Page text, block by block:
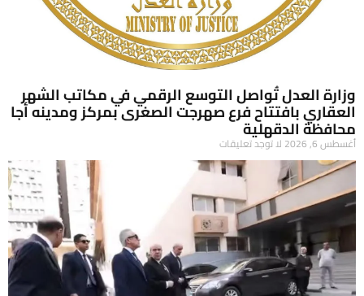
وزارة العدل تُواصل التوسع الرقمي في مكاتب الشهر
العقاري بافتتاح فرع صهرجت الصغرى بمركز ومدينه أجا
محافظة الدقهلية
أغسطس 6, 2026 لا توجد تعليقات